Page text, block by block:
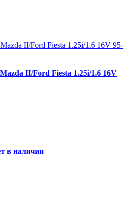
II/Ford Fiesta 1.25i/1.6 16V
в наличии